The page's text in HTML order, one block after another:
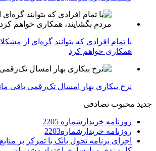
با تمام افرادی که بتوانند گره‌ای از
همکاری خواهم کرد
نرخ بیکاری بهار امسال تک‌رقمی باقی
جدید محبوب تصادفی
روزنامه خریدارشماره 2205
روزنامه خریدارشماره2203
اجرای برنامه تحول بانک با تمرکز بر